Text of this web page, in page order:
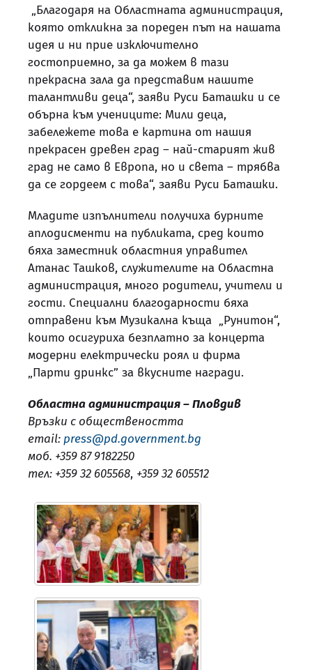
„Благодаря на Областната администрация,
която откликна за пореден път на нашата
идея и ни прие изключително
гостоприемно, за да можем в тази
прекрасна зала да представим нашите
талантливи деца“, заяви Руси Баташки и се
обърна към учениците: Мили деца,
забележете това е картина от нашия
прекрасен древен град – най-старият жив
град не само в Европа, но и света – трябва
да се гордеем с това“, заяви Руси Баташки.
Младите изпълнители получиха бурните
аплодисменти на публиката, сред които
бяха заместник областния управител
Атанас Ташков, служителите на Областна
администрация, много родители, учители и
гости. Специални благодарности бяха
отправени към Музикална къща „Рунитон“,
които осигуриха безплатно за концерта
модерни електрически роял и фирма
„Парти дринкс” за вкусните награди.
Областна администрация – Пловдив
Връзки с обществеността
email: press@pd.government.bg
моб. +359 87 9182250
тел: +359 32 605568, +359 32 605512